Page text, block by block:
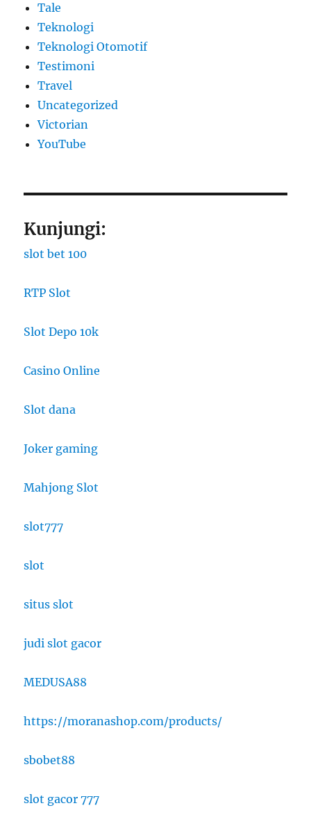
Tale
Teknologi
Teknologi Otomotif
Testimoni
Travel
Uncategorized
Victorian
YouTube
Kunjungi:
slot bet 100
RTP Slot
Slot Depo 10k
Casino Online
Slot dana
Joker gaming
Mahjong Slot
slot777
slot
situs slot
judi slot gacor
MEDUSA88
https://moranashop.com/products/
sbobet88
slot gacor 777